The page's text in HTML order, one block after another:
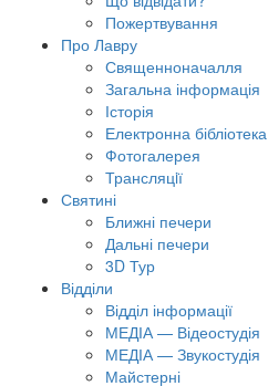
Пожертвування
Про Лавру
Священноначалля
Загальна інформація
Історія
Електронна бібліотека
Фотогалерея
Трансляцiї
Святині
Ближні печери
Дальні печери
3D Тур
Відділи
Відділ інформації
МЕДІА — Відеостудія
МЕДІА — Звукостудія
Майстерні